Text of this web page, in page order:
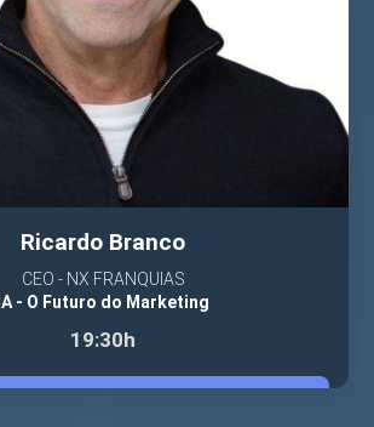
Ricardo Branco
CEO - NX FRANQUIAS
IA - O Futuro do Marketing
19:30h